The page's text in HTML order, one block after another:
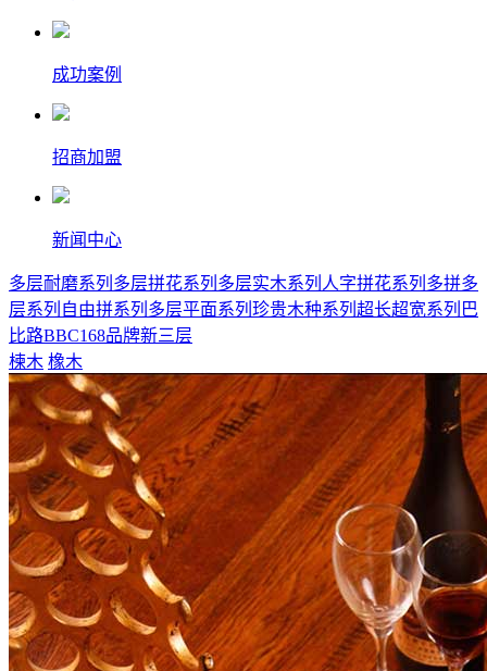
成功案例
招商加盟
新闻中心
多层耐磨系列 多层拼花系列 多层实木系列 人字拼花系列 多拼多
层系列 自由拼系列 多层平面系列 珍贵木种系列 超长超宽系列 巴
比路BBC168品牌新三层
楝木 橡木